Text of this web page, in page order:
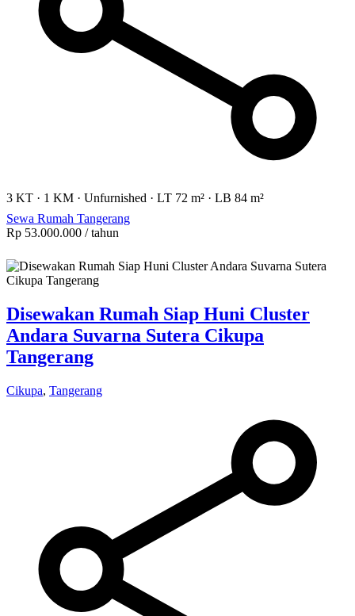
3 KT · 1 KM · Unfurnished · LT 72 m² · LB 84 m²
Sewa Rumah Tangerang
Rp 53.000.000 / tahun
Disewakan Rumah Siap Huni Cluster
Andara Suvarna Sutera Cikupa
Tangerang
Cikupa, Tangerang